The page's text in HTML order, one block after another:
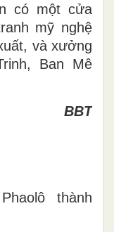
có một cửa
mỹ nghệ
và xưởng
Ban Mê
BBT
thành